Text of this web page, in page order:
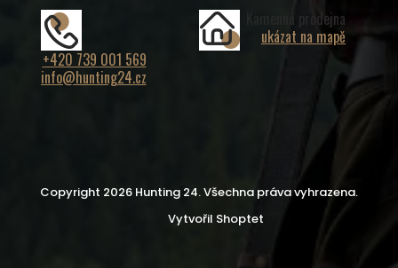
+420 739 001 569
info@hunting24.cz
Kamenná prodejna
ukázat na mapě
Vytvořil Shoptet
Copyright 2026 Hunting 24. Všechna práva vyhrazena.